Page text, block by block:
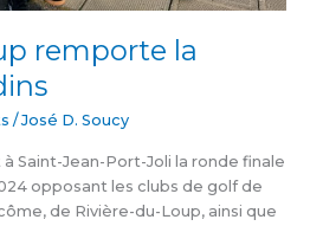
remporte la
/José D. Soucy
Saint-Jean-Port-Joli la ronde finale
opposant les clubs de golf de
de Rivière-du-Loup, ainsi que